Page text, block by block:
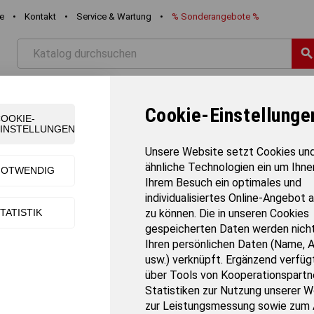
Cookie-
Unsere Website setzt Cookies
ähnliche Technologien ein um
Ihrem Besuch ein optimales und
individualisiertes Online-Angebot
zu können. Die in unseren Cookies
gespeicherten Daten werden
Ihren persönlichen Daten (Name,
usw.) verknüpft. Ergänzend
über Tools von
Statistiken zur Nutzung unserer
zur Leistungsmessung sowie zum
• Kontakt • Service & Wartung • % Sonderangebote %
search
BENZ Massivholz
Frachtversand
80-84 Tage
Mit 2 Holzquerschwellen, nicht höhenverstellbar, 16 cm hoch,